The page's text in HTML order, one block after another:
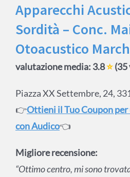
Apparecchi
Sordità – Conc.
Otoacustico
valutazione media: 3.8⭐(35
Piazza XX Settembre, 24,
👉Ottieni il Tuo Coupon
con Audico👈
Migliore recensione:
“Ottimo centro, mi sono